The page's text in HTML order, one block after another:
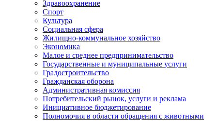
Здравоохранение
Спорт
Культура
Социальная сфера
Жилищно-коммунальное хозяйство
Экономика
Малое и среднее предпринимательство
Государственные и муниципальные услуги
Градостроительство
Гражданская оборона
Административная комиссия
Потребительский рынок, услуги и реклама
Инициативное бюджетирование
Полномочия в области обращения с животными